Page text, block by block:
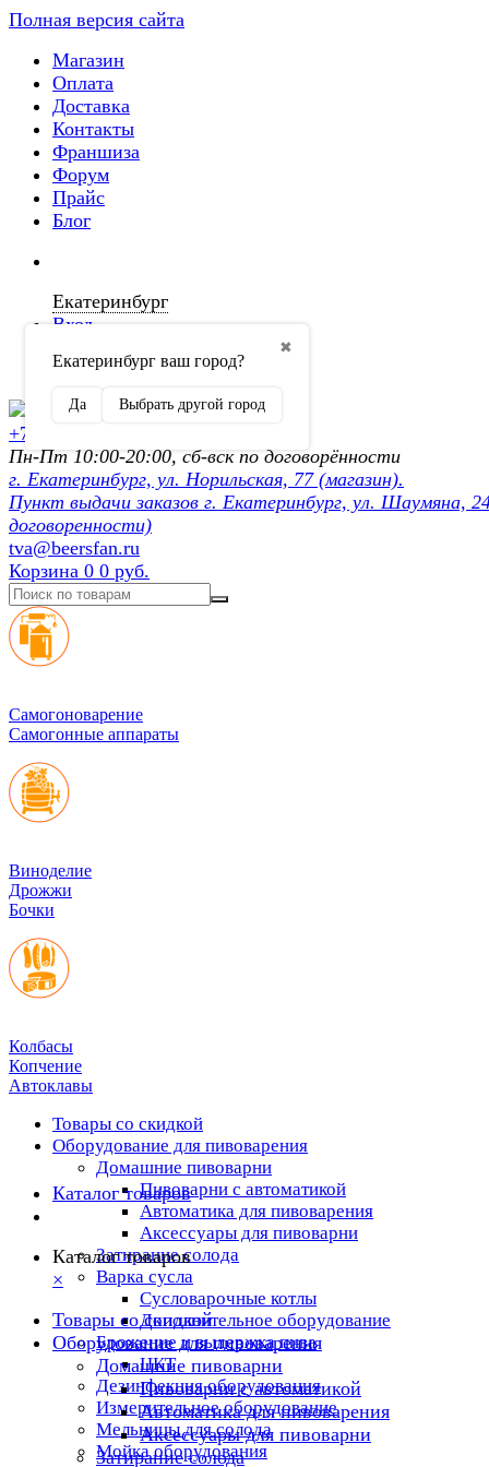
Полная версия сайта
Магазин
Оплата
Доставка
Контакты
Франшиза
Форум
Прайс
Блог
Екатеринбург
✖
Екатеринбург ваш город?
Да Выбрать другой город
Вход
Регистрация
+7 (902) 872-54-70
Пн-Пт 10:00-20:00, сб-вск по договорённости
г. Екатеринбург, ул. Норильская, 77 (магазин).
Пункт выдачи заказов г. Екатеринбург, ул. Шаумяна,
договоренности)
tva@beersfan.ru
Корзина 0 0 руб.
Cамогоноварение
Самогонные аппараты
Виноделие
Дрожжи
Бочки
Колбасы
Копчение
Автоклавы
Товары со скидкой
Оборудование для пивоварения
Домашние пивоварни
Пивоварни с автоматикой
Автоматика для пивоварения
Аксессуары для пивоварни
Затирание солода
Варка сусла
Cусловарочные котлы
Дополнительное оборудование
Брожение и выдержка пива
ЦКТ
Дезинфекция оборудования
Измерительное оборудование
Мельницы для солода
Мойка оборудования
Каталог товаров
Каталог товаров
×
Товары со скидкой
Оборудование для пивоварения
Домашние пивоварни
Пивоварни с автоматикой
Автоматика для пивоварения
Аксессуары для пивоварни
Затирание солода